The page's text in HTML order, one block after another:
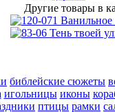
Другие товары в
библейские сюжеты
игольницы иконы
птицы рамки